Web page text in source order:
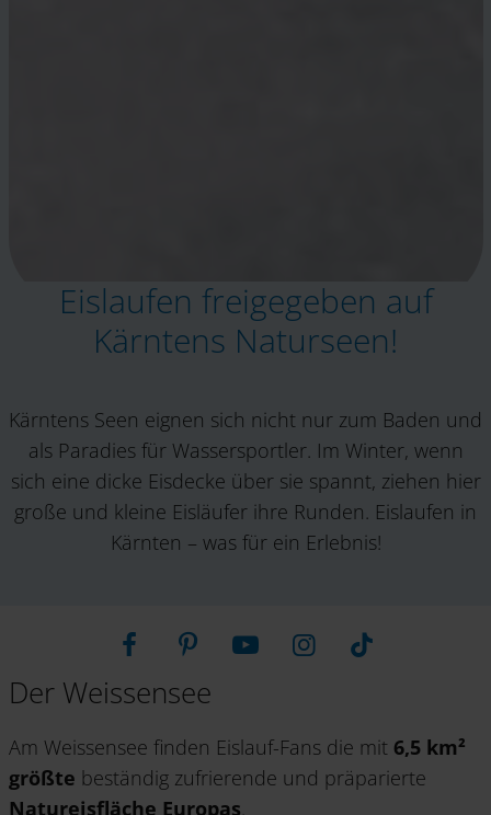
Eislaufen freigegeben auf
Kärntens Naturseen!
Kärntens Seen eignen sich nicht nur zum Baden und
als Paradies für Wassersportler. Im Winter, wenn
sich eine dicke Eisdecke über sie spannt, ziehen hier
große und kleine Eisläufer ihre Runden. Eislaufen in
Kärnten – was für ein Erlebnis!
Der Weissensee
Am Weissensee finden Eislauf-Fans die mit 6,5 km²
größte beständig zufrierende und präparierte
Natureisfläche Europas